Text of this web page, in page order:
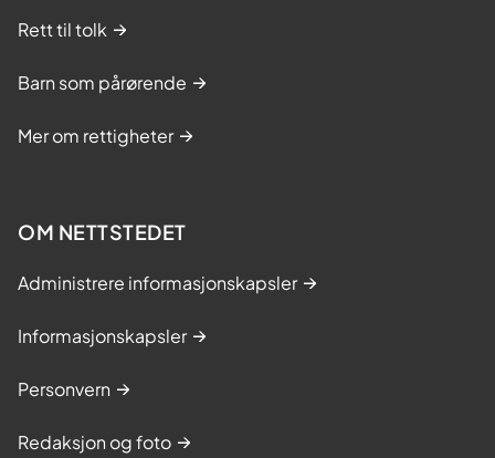
Rett til tolk
Barn som pårørende
Mer om rettigheter
OM NETTSTEDET
Administrere informasjonskapsler
Informasjonskapsler
Personvern
Redaksjon og foto